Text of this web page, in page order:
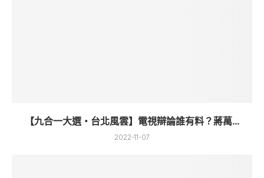
【九合一大選・台北風雲】電視辯論誰有料？蔣萬...
2022-11-07